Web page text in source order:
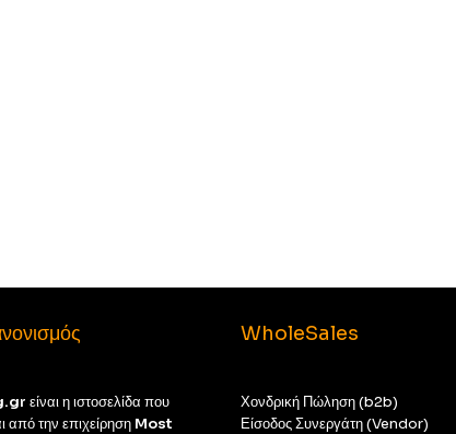
είναι η ιστοσελίδα που
από την επιχείρηση Most
WholeSales
Χονδρική Πώληση (b2b)
Είσοδος Συνεργάτη (Vendor)